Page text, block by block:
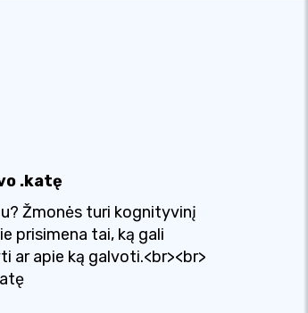
.katę
Žmonės turi kognityvinį
prisimena tai, ką gali
ar apie ką galvoti.<br><br>